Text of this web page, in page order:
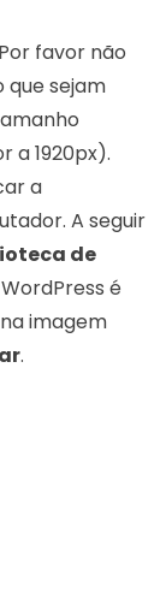
favor não
que sejam
a 1920px).
a
A seguir
de
é
imagem
.